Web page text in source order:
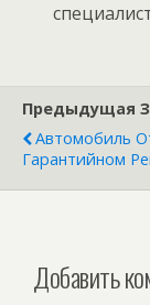
Предыдущая
Автомобиль
Гарантийном
Добавить